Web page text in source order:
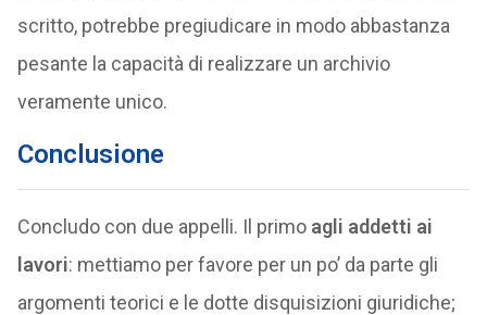
scritto, potrebbe pregiudicare in modo abbastanza
pesante la capacità di realizzare un archivio
veramente unico.
Conclusione
Concludo con due appelli. Il primo agli addetti ai
lavori: mettiamo per favore per un po’ da parte gli
argomenti teorici e le dotte disquisizioni giuridiche;